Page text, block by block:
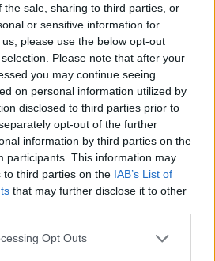
the sale, sharing to third parties, or
or sensitive information for
please use the below opt-out
Please note that after your
you may continue seeing
on personal information utilized by
disclosed to third parties prior to
opt-out of the further
information by third parties on the
participants. This information may
to third parties on the IAB’s List of
that may further disclose it to other
Opt Outs